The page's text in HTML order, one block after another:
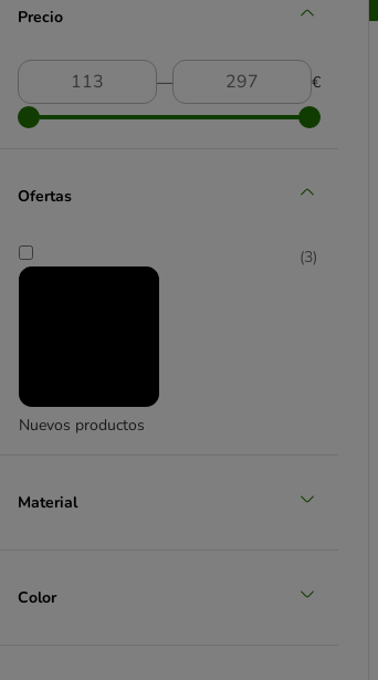
Precio
― €
Ofertas
Nuevos productos
(3)
Material
Color